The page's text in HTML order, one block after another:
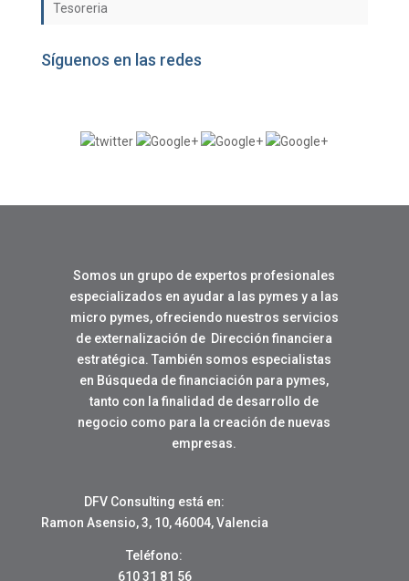
Tesoreria
Síguenos en las redes
Somos un grupo de expertos profesionales
especializados en ayudar a las pymes y a las
micro pymes, ofreciendo nuestros servicios
de externalización de Dirección financiera
estratégica. También somos especialistas
en Búsqueda de financiación para pymes,
tanto con la finalidad de desarrollo de
negocio como para la creación de nuevas
empresas.
DFV Consulting está en:
Ramon Asensio, 3, 10, 46004, Valencia
Teléfono:
610 31 81 56